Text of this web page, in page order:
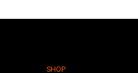
SHOP